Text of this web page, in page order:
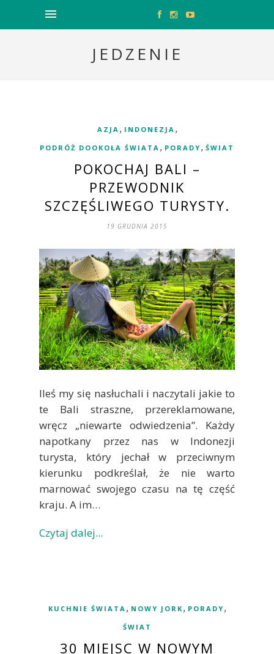
JEDZENIE
AZJA , INDONEZJA ,
PODRÓŻ DOOKOŁA ŚWIATA , PORADY , ŚWIAT
POKOCHAJ BALI –
PRZEWODNIK
SZCZĘŚLIWEGO TURYSTY.
19 GRUDNIA 2015
Ileś my się nasłuchali i naczytali jakie to
te Bali straszne, przereklamowane,
wręcz „niewarte odwiedzenia”. Każdy
napotkany przez nas w Indonezji
turysta, który jechał w przeciwnym
kierunku podkreślał, że nie warto
marnować swojego czasu na tę część
kraju. A im…
Czytaj dalej...
KUCHNIE ŚWIATA , NOWY JORK , PORADY ,
ŚWIAT
30 MIEJSC W NOWYM